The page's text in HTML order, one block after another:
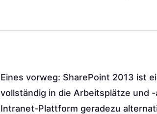
Eines vorweg: SharePoint 2013 ist
vollständig in die Arbeitsplätze und
Intranet-Plattform geradezu